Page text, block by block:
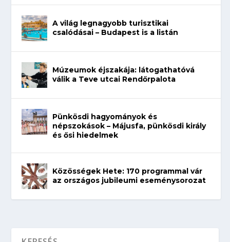
A világ legnagyobb turisztikai
csalódásai – Budapest is a listán
Múzeumok éjszakája: látogathatóvá
válik a Teve utcai Rendőrpalota
Pünkösdi hagyományok és
népszokások – Májusfa, pünkösdi király
és ősi hiedelmek
Közösségek Hete: 170 programmal vár
az országos jubileumi eseménysorozat